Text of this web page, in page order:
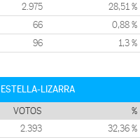
2.975 28,51 %
66 0,88 %
96 1,3 %
LIZARRA
VOTOS %
2.393 32,36 %